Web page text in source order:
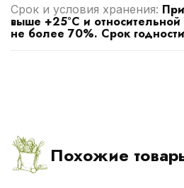
Срок и условия хранения:
выше +25°С и
не более 70%. Срок
Похожие